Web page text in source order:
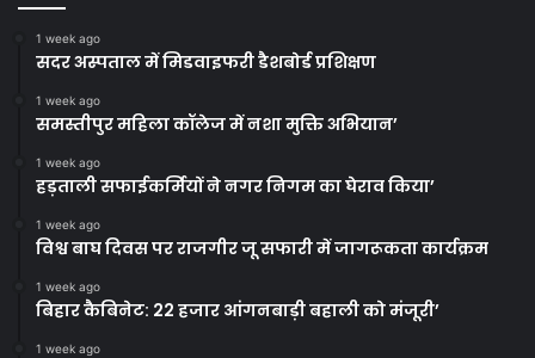
1 week ago
सदर अस्पताल में मिडवाइफरी डैशबोर्ड प्रशिक्षण
1 week ago
समस्तीपुर महिला कॉलेज में नशा मुक्ति अभियान’
1 week ago
हड़ताली सफाईकर्मियों ने नगर निगम का घेराव किया’
1 week ago
विश्व बाघ दिवस पर राजगीर जू सफारी में जागरूकता कार्यक्रम
1 week ago
बिहार कैबिनेट: 22 हजार आंगनबाड़ी बहाली को मंजूरी’
1 week ago